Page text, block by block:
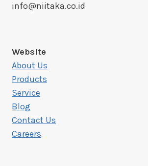
info@niitaka.co.id
Website
About Us
Products
Service
Blog
Contact Us
Careers